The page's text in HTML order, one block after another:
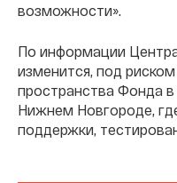
возможности».
По информации
изменится, под
пространства Фонда
Нижнем Новгороде,
поддержки,